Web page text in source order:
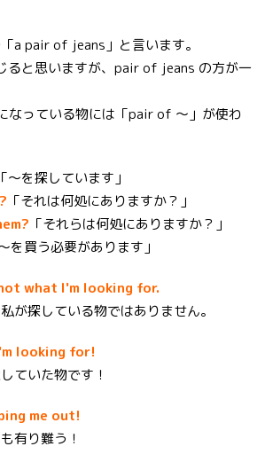
a pair of jeans」と言います。
ると思いますが、pair of jeans の方が一
なっている物には「pair of 〜」が使わ
「〜を探しています」
「それは何処にありますか？」
「それらは何処にありますか？」
〜を買う必要があります」
what I'm looking for.
が探している物ではありません。
looking for!
ていた物です！
me out!
有り難う！